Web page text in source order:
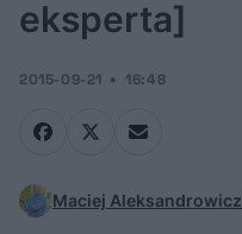
eksperta]
2015-09-21 16:48
Maciej Aleksandrowicz